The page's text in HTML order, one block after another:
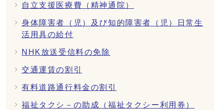
自立支援医療費（精神通院）
身体障害者（児）及び知的障害者（児）日常生
活用具の給付
NHK放送受信料の免除
交通運賃の割引
有料道路通行料金の割引
福祉タクシ－の助成（福祉タクシー利用券）